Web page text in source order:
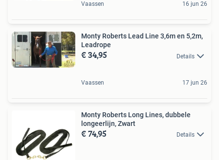
Vaassen 16 jun 26
Monty Roberts Lead Line 3,6m en 5,2m,
Leadrope
€ 34,95 Details
Vaassen 17 jun 26
Monty Roberts Long Lines, dubbele
longeerlijn, Zwart
€ 74,95 Details